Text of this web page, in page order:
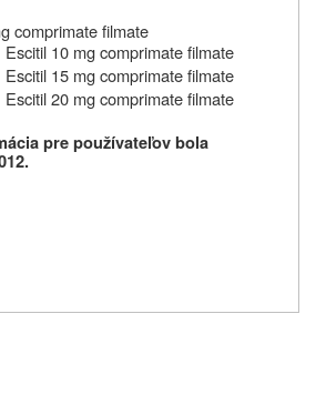
comprimate filmate
Escitil 10 mg comprimate filmate
Escitil 15 mg comprimate filmate
Escitil 20 mg comprimate filmate
pre používateľov bola